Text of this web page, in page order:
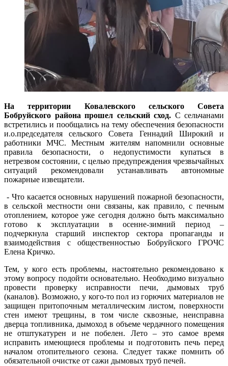
На территории Ковалевского сельского Совета
Бобруйского района прошел сельский сход. С сельчанами
встретились и пообщались на тему обеспечения безопасности
и.о.председателя сельского Совета Геннадий Широкий и
работники МЧС. Местным жителям напомнили основные
правила безопасности, о недопустимости купаться в
нетрезвом состоянии, с целью предупреждения чрезвычайных
ситуаций рекомендовали устанавливать автономные
пожарные извещатели.
- Что касается основных нарушений пожарной безопасности,
в сельской местности они связаны, как правило, с печным
отоплением, которое уже сегодня должно быть максимально
готово к эксплуатации в осенне-зимний период –
подчеркнула старший инспектор сектора пропаганды и
взаимодействия с общественностью Бобруйского ГРОЧС
Елена Кричко.
Тем, у кого есть проблемы, настоятельно рекомендовано к
этому вопросу подойти основательно. Необходимо визуально
провести проверку исправности печи, дымовых труб
(каналов). Возможно, у кого-то пол из горючих материалов не
защищен притопочным металлическим листом, поверхности
стен имеют трещины, в том числе сквозные, неисправна
дверца топливника, дымоход в объеме чердачного помещения
не отштукатурен и не побелен. Лето – это самое время
исправить имеющиеся проблемы и подготовить печь перед
началом отопительного сезона. Следует также помнить об
обязательной очистке от сажи дымовых труб печей.